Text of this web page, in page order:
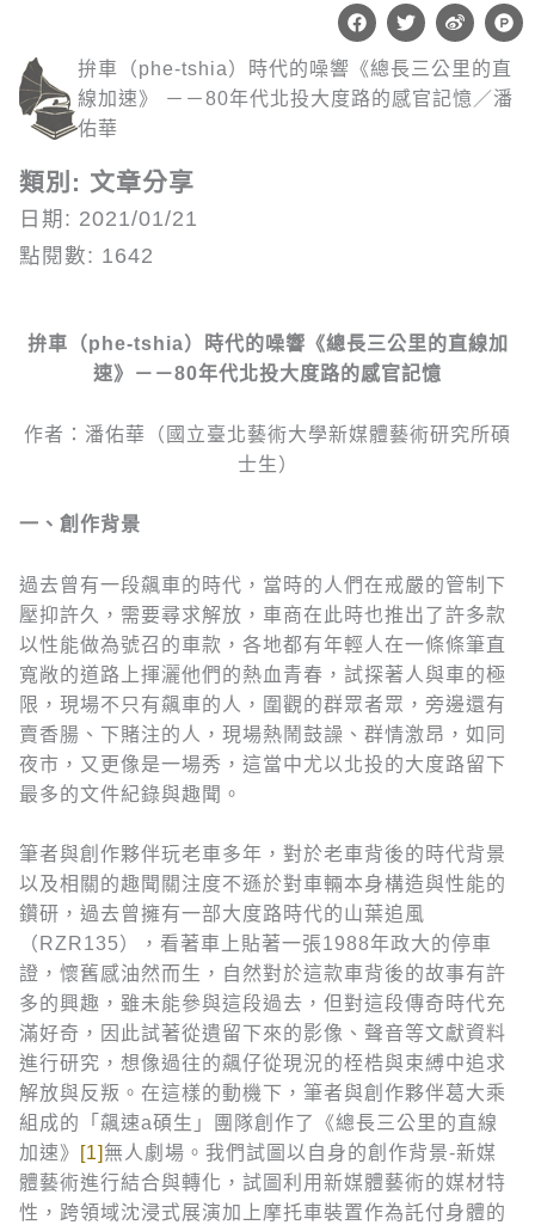
F
a
e
b
o
T
w
t
t
e
W
e
b
o
P
r
d
u
c
拚車（phe-tshia）時代的噪響《總長三公里的直
線加速》 －－80年代北投大度路的感官記憶／潘
佑華
類別: 文章分享
日期: 2021/01/21
點閱數: 1642
拚車（phe-tshia）時代的噪響《總長三公里的直線加
速》－－80年代北投大度路的感官記憶
作者：潘佑華（國立臺北藝術大學新媒體藝術研究所碩
士生）
一、創作背景
過去曾有一段飆車的時代，當時的人們在戒嚴的管制下
壓抑許久，需要尋求解放，車商在此時也推出了許多款
以性能做為號召的車款，各地都有年輕人在一條條筆直
寬敞的道路上揮灑他們的熱血青春，試探著人與車的極
限，現場不只有飆車的人，圍觀的群眾者眾，旁邊還有
賣香腸、下賭注的人，現場熱鬧鼓譟、群情激昂，如同
夜市，又更像是一場秀，這當中尤以北投的大度路留下
最多的文件紀錄與趣聞。
筆者與創作夥伴玩老車多年，對於老車背後的時代背景
以及相關的趣聞關注度不遜於對車輛本身構造與性能的
鑽研，過去曾擁有一部大度路時代的山葉追風
（RZR135），看著車上貼著一張1988年政大的停車
證，懷舊感油然而生，自然對於這款車背後的故事有許
多的興趣，雖未能參與這段過去，但對這段傳奇時代充
滿好奇，因此試著從遺留下來的影像、聲音等文獻資料
進行研究，想像過往的飆仔從現況的桎梏與束縛中追求
解放與反叛。在這樣的動機下，筆者與創作夥伴葛大乘
組成的「飆速a碩生」團隊創作了《總長三公里的直線
加速》
[1] 無人劇場。我們試圖以自身的創作背景-新媒
體藝術進行結合與轉化，試圖利用新媒體藝術的媒材特
性，跨領域沈浸式展演加上摩托車裝置作為託付身體的